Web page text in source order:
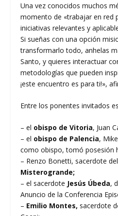
Una vez conocidos muchos
momento de «trabajar en red
iniciativas relevantes y
Si sueñas con una opción
transformarlo todo, anhelas
Santo, y quieres interactuar
metodologías que pueden
¡este encuentro es para ti!»,
Entre los ponentes invitados
– el obispo de Vitoria, Juan
– el obispo de Palencia,
como obispo, tomó posesión
– Renzo Bonetti, sacerdote del
Misterogrande;
– el sacerdote Jesús Úbeda,
Anuncio de la Conferencia
– Emilio Montes, sacerdote